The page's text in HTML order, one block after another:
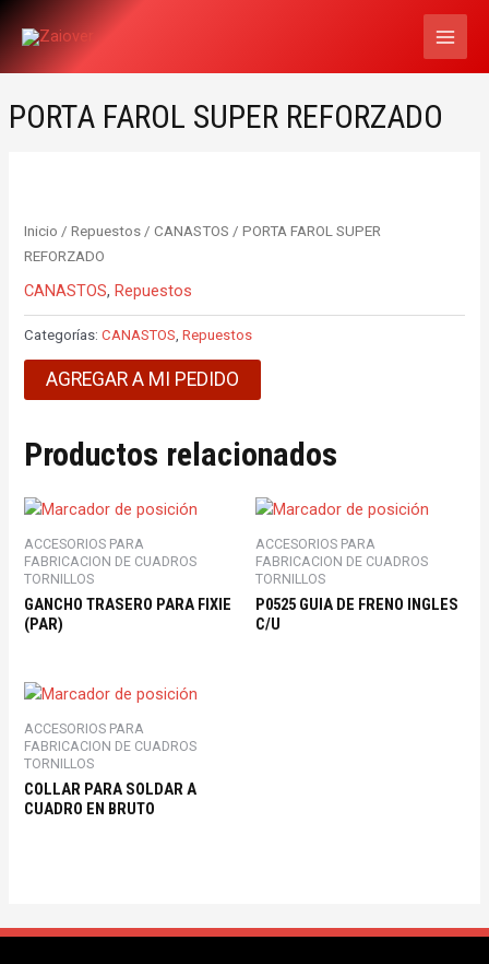
PORTA FAROL SUPER REFORZADO
Inicio /Repuestos /CANASTOS / PORTA FAROL SUPER
REFORZADO
CANASTOS,Repuestos
Categorías:CANASTOS,Repuestos
AGREGAR A MI PEDIDO
Productos relacionados
ACCESORIOS PARA
FABRICACION DE CUADROS
TORNILLOS
GANCHO TRASERO PARA FIXIE
(PAR)
ACCESORIOS PARA
FABRICACION DE CUADROS
TORNILLOS
P0525 GUIA DE FRENO INGLES
C/U
ACCESORIOS PARA
FABRICACION DE CUADROS
TORNILLOS
COLLAR PARA SOLDAR A
CUADRO EN BRUTO